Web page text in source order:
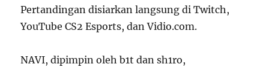
Pertandingan disiarkan langsung di Twitch,
YouTube CS2 Esports, dan Vidio.com.
NAVI, dipimpin oleh b1t dan sh1ro,